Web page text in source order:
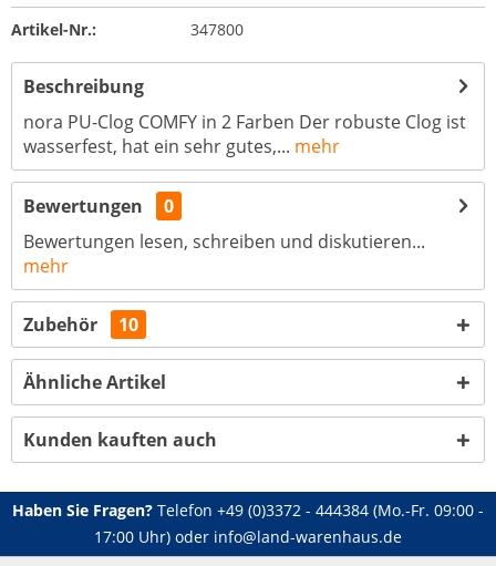
Artikel-Nr.: 347800
Beschreibung
nora PU-Clog COMFY in 2 Farben Der robuste Clog ist
wasserfest, hat ein sehr gutes,... mehr
Bewertungen
0
Bewertungen lesen, schreiben und diskutieren...
mehr
Zubehör 10
Ähnliche Artikel
Kunden kauften auch
Haben Sie Fragen? Telefon +49 (0)3372 - 444384 (Mo.-Fr. 09:00 -
17:00 Uhr) oder info@land-warenhaus.de